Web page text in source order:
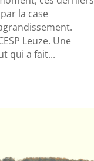
la case
Leuze. Une
qui a fait...